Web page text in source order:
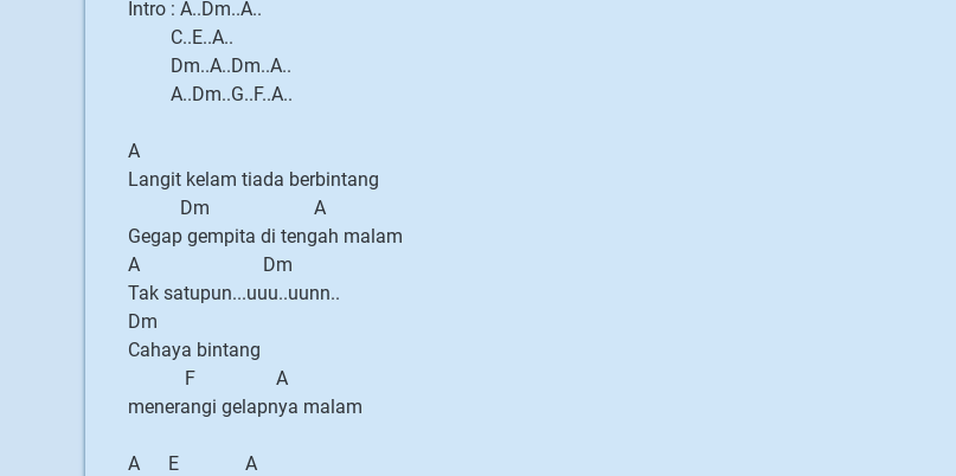
Intro : A..Dm..A..
C..E..A..
Dm..A..Dm..A..
A..Dm..G..F..A..
A
Langit kelam tiada berbintang
Dm A
Gegap gempita di tengah malam
A Dm
Tak satupun...uuu..uunn..
Dm
Cahaya bintang
F A
menerangi gelapnya malam
A E A